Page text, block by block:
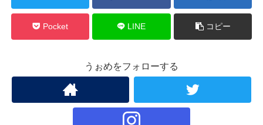
Pocket LINE コピー
うぉめをフォローする